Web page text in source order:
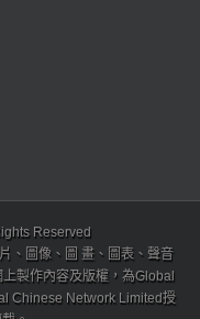
Reserved
、圖像、圖 畫、圖表、聲音
製作內容及版權，為Global
Chinese Network Limited授